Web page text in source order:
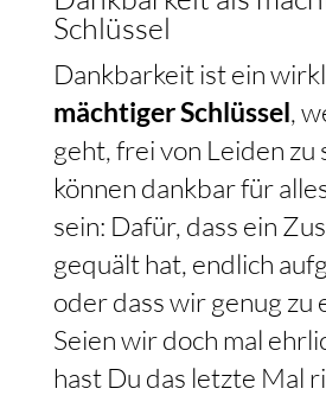
Schlüssel
mächtiger Schlüssel,
geht, frei von Leiden zu
können dankbar für
sein: Dafür, dass ein
gequält hat, endlich
oder dass wir genug zu
Seien wir doch mal
hast Du das letzte Mal